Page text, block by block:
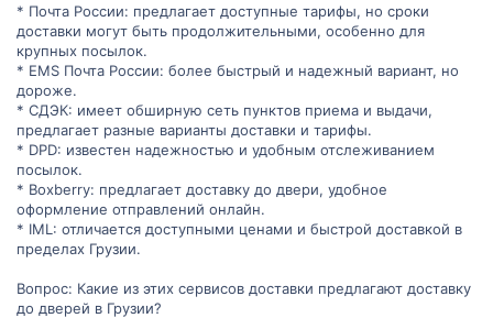
* Почта России: предлагает доступные тарифы, но сроки
доставки могут быть продолжительными, особенно для
крупных посылок.
* EMS Почта России: более быстрый и надежный вариант, но
дороже.
* СДЭК: имеет обширную сеть пунктов приема и выдачи,
предлагает разные варианты доставки и тарифы.
* DPD: известен надежностью и удобным отслеживанием
посылок.
* Boxberry: предлагает доставку до двери, удобное
оформление отправлений онлайн.
* IML: отличается доступными ценами и быстрой доставкой в
пределах Грузии.
Вопрос: Какие из этих сервисов доставки предлагают доставку
до дверей в Грузии?